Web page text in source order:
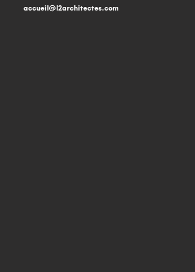
accueil@l2architectes.com